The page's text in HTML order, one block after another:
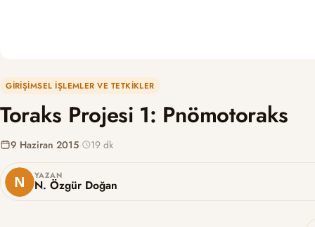
GIRIŞIMSEL İŞLEMLER VE TETKIKLER
Toraks Projesi 1: Pnömotoraks
YAZAN
N. Özgür Doğan
9 Haziran 2015· 19 dk